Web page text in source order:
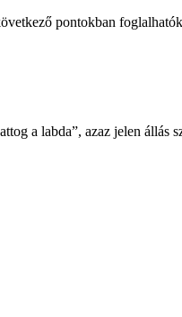
pontokban
a labda”, azaz jelen